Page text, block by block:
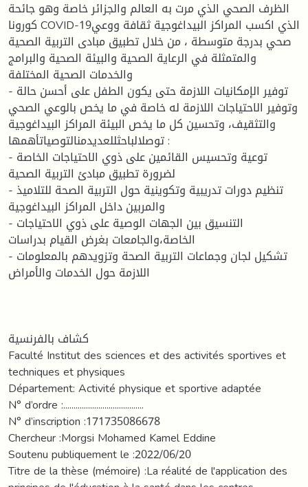
الظرف الصحي الذي مرت به العالم والجزائر خاصة وهو جائحة
كورونا COVID-19الذي اكسب المراكز البيداغوجية ثقافة ووعي
صحي بدرجة متوسطة ، من خلال تطبيق مبادى التربية الصحية
والمتمثلة في الرعاية الصحية والبيئة الصحية والبرامج
والخدمات الصحية المختلفة
- توفير الإمكانيات اللازمة حتى يكون الطفل على أحسن حالة
وتوفير الاحتياجات اللازمة له خاصة في ما يخص بالوعي الصحي
والتثقيف، وتحسين كل ما يخص البيئة المراكز البيداغوجية
توصلالباحثللعديدمنالتوصياتأهمها :
- توعية وتحسيس القائمين على ذوي الاحتياجات الخاصة
لضرورة تطبيق مبادئ التربية الصحية
- تنظيم دورات تدريبية وتكوينية حول التربية الصحة للتلاميذ
والمربين داخل المراكز البيداغوجية
- التنسيق بين الجهات الوصية على ذوي الاحتياجات
الخاصة،والجامعات بغرض القيام بدراسات
- تشكيل لجان وجماعات التربية الصحة وتزويدهم بالمعلومات
اللازمة حول الخدمات والأمراض
كشاف بالفرنسية
Faculté Institut des sciences et des activités sportives et
techniques et physiques
Département: Activité physique et sportive adaptée
N° d’ordre :.......................................
N° d’inscription :171735086678
Chercheur :Morgsi Mohamed Kamel Eddine
Soutenu publiquement le :2022/06/20
Titre de la thèse (mémoire) :La réalité de l'application des